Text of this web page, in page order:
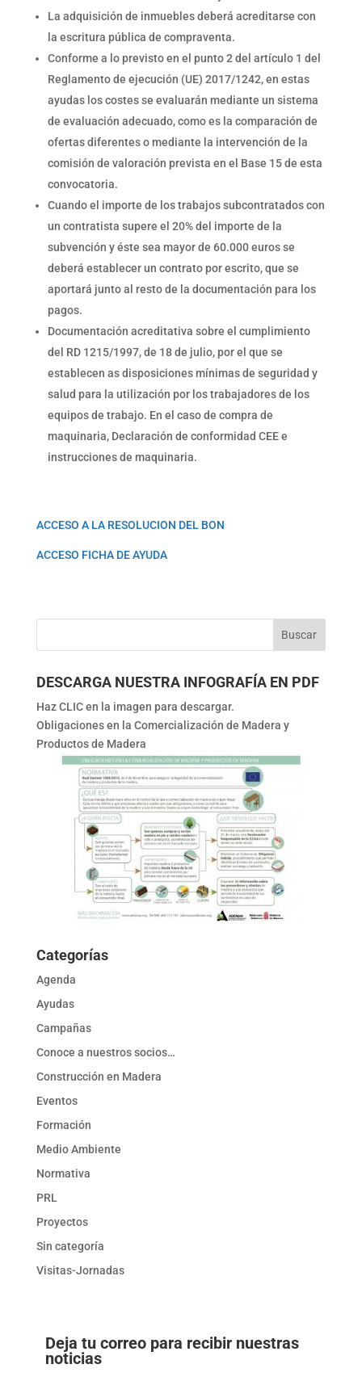
La adquisición de inmuebles deberá acreditarse con
la escritura pública de compraventa.
Conforme a lo previsto en el punto 2 del artículo 1 del
Reglamento de ejecución (UE) 2017/1242, en estas
ayudas los costes se evaluarán mediante un sistema
de evaluación adecuado, como es la comparación de
ofertas diferentes o mediante la intervención de la
comisión de valoración prevista en el Base 15 de esta
convocatoria.
Cuando el importe de los trabajos subcontratados con
un contratista supere el 20% del importe de la
subvención y éste sea mayor de 60.000 euros se
deberá establecer un contrato por escrito, que se
aportará junto al resto de la documentación para los
pagos.
Documentación acreditativa sobre el cumplimiento
del RD 1215/1997, de 18 de julio, por el que se
establecen as disposiciones mínimas de seguridad y
salud para la utilización por los trabajadores de los
equipos de trabajo. En el caso de compra de
maquinaria, Declaración de conformidad CEE e
instrucciones de maquinaria.
ACCESO A LA RESOLUCION DEL BON
ACCESO FICHA DE AYUDA
DESCARGA NUESTRA INFOGRAFÍA EN PDF
Haz CLIC en la imagen para descargar.
Obligaciones en la Comercialización de Madera y
Productos de Madera
Categorías
Agenda
Ayudas
Campañas
Conoce a nuestros socios…
Construcción en Madera
Eventos
Formación
Medio Ambiente
Normativa
PRL
Proyectos
Sin categoría
Visitas-Jornadas
Deja tu correo para recibir nuestras
noticias